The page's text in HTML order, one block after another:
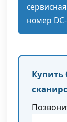
номер
Купить